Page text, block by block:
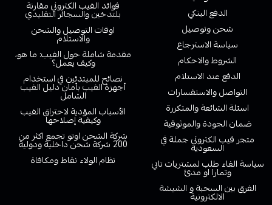
الدفع البنكي
شحن وتوصيل
سياسة الاسترجاع
الشروط والاحكام
الدفع عند الاستلام
التواصل والاستفسارات
اسئلة الشائعة والمتكررة
ضمان الجودة والموثوقية
متجر فيب الكتروني جملة في
السعودية
سياسة الغاء طلب لمشتريات تابي
وتمارا او مدئ
الفرق بين السحبة و الشيشة
الالكترونية
فوائد الفيب الكتروني مقارنة
بلتدخين والسجائر التقليدي
اوقات التوصيل والشحن
والاستلام
مقدمة شاملة حول الفيب: ما هو،
وكيف يعمل؟
نصائح للمبتدئين في استخدام
أجهزة الفيب بأمان دليل الفيب
الشامل
الأسباب المؤدية لاحتراق الفيب
وكيفية إصلاحها
شركة الشحن اوتو تجمع اكثر من
200 شركة شحن داخلية ودولية
نظام الولاء نقاط ومكافاة